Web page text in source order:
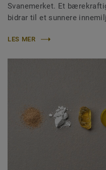
Svanemerket. Et
bidrar til et sunnere
LES MER